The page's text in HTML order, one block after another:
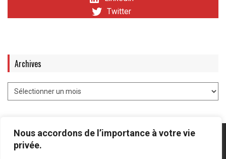
Nous accordons de l’importance à votre vie
privée.
Twitter
Archives